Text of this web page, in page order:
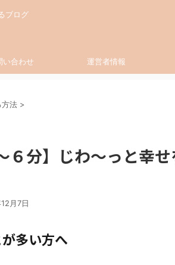
ブログ
い合わせ 運営者情報
方法 >
６分】じわ～っと幸
月7日
多い方へ